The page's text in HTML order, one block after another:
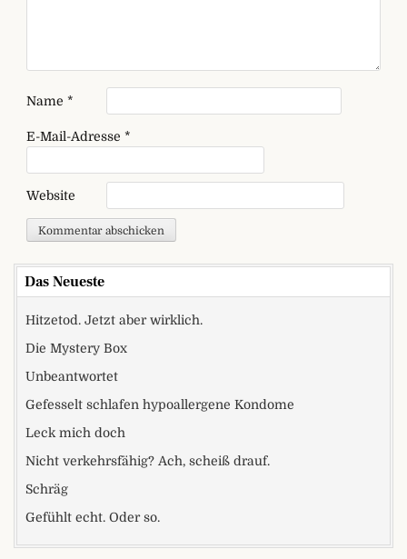
Name *
E-Mail-Adresse *
Website
Das Neueste
Hitzetod. Jetzt aber wirklich.
Die Mystery Box
Unbeantwortet
Gefesselt schlafen hypoallergene Kondome
Leck mich doch
Nicht verkehrsfähig? Ach, scheiß drauf.
Schräg
Gefühlt echt. Oder so.